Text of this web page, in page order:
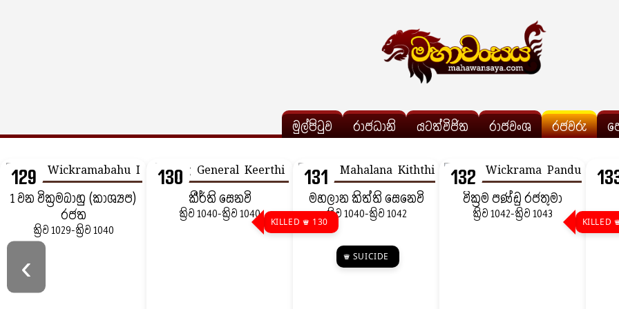
මුල්පිටුව රාජධානි යටත්විජිත රාජවංශ රජවරු
129
1 වන වික්‍රමබාහු (කාශ්‍යප)
රජත
ක්‍රිව 1029-ක්‍රිව 1040
130
කීර්ති සෙනවි
ක්‍රිව 1040-ක්‍රිව 1040
131
KILLED ♛ 130
♛ SUICIDE
මහලාන කිත්ති සෙනෙවි
ක්‍රිව 1040-ක්‍රිව 1042
132
වික්‍රම පණ්ඩු රජතුමා
ක්‍රිව 1042-ක්‍රිව 1043
KILLED
‹